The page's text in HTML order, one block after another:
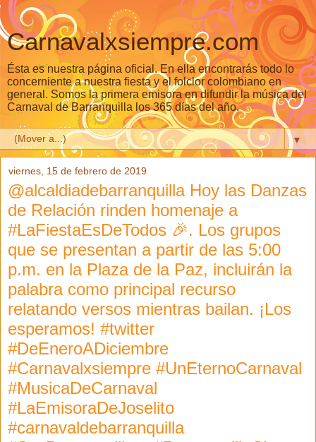
Carnavalxsiempre.com
Ésta es nuestra página oficial. En ella encontrarás todo lo
concerniente a nuestra fiesta y el folclor colombiano en
general. Somos la primera emisora en difundir la música del
Carnaval de Barranquilla los 365 días del año.
▼
viernes, 15 de febrero de 2019
@alcaldiadebarranquilla Hoy las Danzas
de Relación rinden homenaje a
#LaFiestaEsDeTodos 🎉. Los grupos
que se presentan a partir de las 5:00
p.m. en la Plaza de la Paz, incluirán la
palabra como principal recurso
relatando versos mientras bailan. ¡Los
esperamos! #twitter
#DeEneroADiciembre
#Carnavalxsiempre #UnEternoCarnaval
#MusicaDeCarnaval
#LaEmisoraDeJoselito
#carnavaldebarranquilla